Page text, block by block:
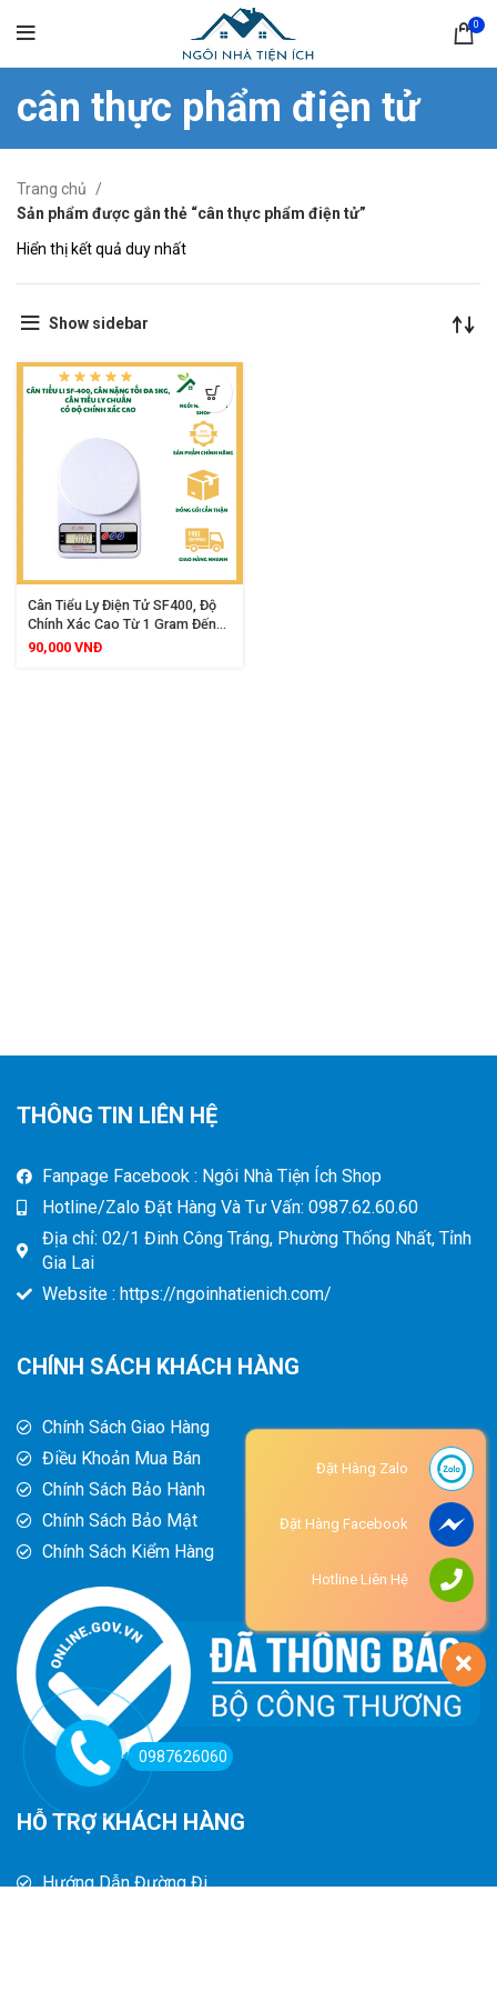
0
cân thực phẩm điện tử
Trang chủ
Sản phẩm được gắn thẻ “cân thực phẩm điện tử”
Hiển thị kết quả duy nhất
Show sidebar
Cân Tiểu Ly Điện Tử SF400, Độ
Chính Xác Cao Từ 1 Gram Đến
5000 Gram, Màn Hình Hiển Thị
90,000 VNĐ
THÔNG TIN LIÊN HỆ
Fanpage Facebook : Ngôi Nhà Tiện Ích Shop
Hotline/Zalo Đặt Hàng Và Tư Vấn: 0987.62.60.60
Địa chỉ: 02/1 Đinh Công Tráng, Phường Thống Nhất, Tỉnh
Gia Lai
Website : https://ngoinhatienich.com/
CHÍNH SÁCH KHÁCH HÀNG
Chính Sách Giao Hàng
Điều Khoản Mua Bán
Chính Sách Bảo Hành
Chính Sách Bảo Mật
Chính Sách Kiểm Hàng
HỖ TRỢ KHÁCH HÀNG
Hướng Dẫn Đường Đi
0987626060
Đặt Hàng Zalo
Đặt Hàng Facebook
Hotline Liên Hệ